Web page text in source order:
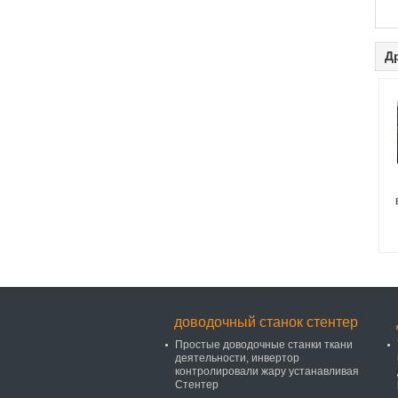
доводочный станок стентер
Простые доводочные станки ткани
деятельности, инвертор
контролировали жару устанавливая
Стентер